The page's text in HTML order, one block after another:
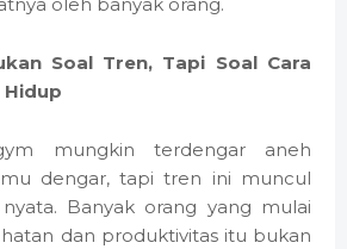
Soal Tren, Tapi Soal Cara
Hidup
mungkin terdengar aneh
dengar, tapi tren ini muncul
Banyak orang yang mulai
dan produktivitas itu bukan